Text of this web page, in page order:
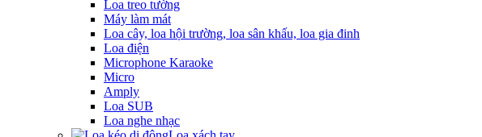
Loa treo tường
Máy làm mát
Loa cây, loa hội trường, loa sân khấu, loa gia đinh
Loa điện
Microphone Karaoke
Micro
Amply
Loa SUB
Loa nghe nhạc